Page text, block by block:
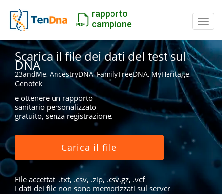
rapporto
campione
Scarica il file dei dati del test sul
DNA
23andMe, AncestryDNA, FamilyTreeDNA, MyHeritage,
Genotek
e ottenere un rapporto
sanitario personalizzato
gratuito, senza registrazione.
Carica il file
File accettati .txt, .csv, .zip, .csv.gz, .vcf
I dati dei file non sono memorizzati sul server